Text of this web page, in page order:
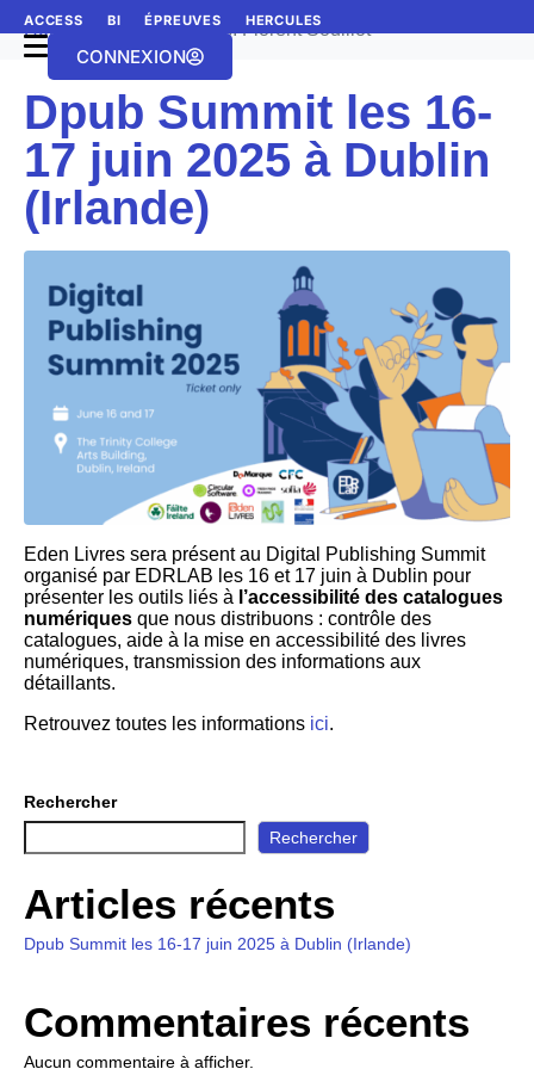
ACCESS BI ÉPREUVES HERCULES
CONNEXION
Home Author Archives: Florent Souillot
Dpub Summit les 16-
17 juin 2025 à Dublin
(Irlande)
Eden Livres sera présent au Digital Publishing Summit
organisé par EDRLAB les 16 et 17 juin à Dublin pour
présenter les outils liés à l’accessibilité des catalogues
numériques que nous distribuons : contrôle des
catalogues, aide à la mise en accessibilité des livres
numériques, transmission des informations aux
détaillants.
Retrouvez toutes les informations ici.
Rechercher
Rechercher
Articles récents
Dpub Summit les 16-17 juin 2025 à Dublin (Irlande)
Commentaires récents
Aucun commentaire à afficher.